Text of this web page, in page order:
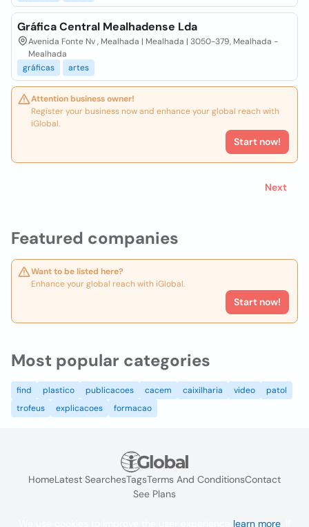
Featured companies
Want to be listed here?
Enhance your global reach with iGlobal.
Start now!
Gráfica Central Mealhadense Lda
Avenida Fonte Nv , Mealhada | Mealhada | 3050-379, Mealhada -
Mealhada
gráficas
artes
Attention business owner!
Register your business now and enhance your global reach with
iGlobal.
Start now!
Next
Most popular categories
find plastico publicacoes cacem caixilharia video
patol
trofeus
explicacoes formacao
HomeLatest SearchesTagsTerms And ConditionsContact
See Plans
learn more. If